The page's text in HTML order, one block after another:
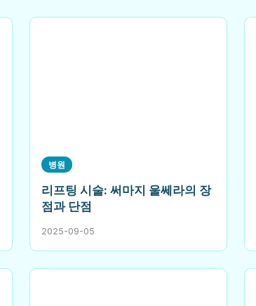
병원
리프팅 시술: 써마지 울쎄라의 장
점과 단점
2025-09-05